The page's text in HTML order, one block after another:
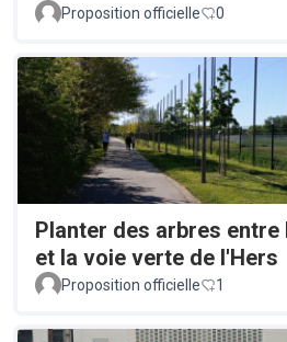
Proposition officielle
0
Planter des arbres entre
et la voie verte de l'Hers
Proposition officielle 1